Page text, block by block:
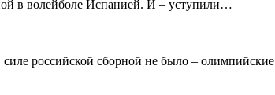
в волейболе Испанией. И – уступили…
российской сборной не было –